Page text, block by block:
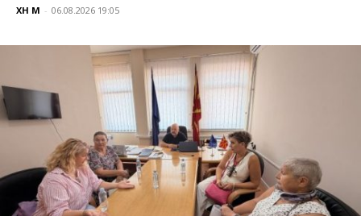
XH M - 06.08.2026 19:05